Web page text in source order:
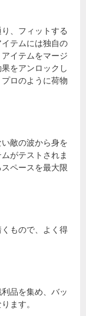
、フィットする
テムには独自の
イテムをマージ
をアンロックし
ロのように荷物
敵の波から身を
がテストされま
ペースを最大限
もので、よく得
品を集め、バッ
ます。